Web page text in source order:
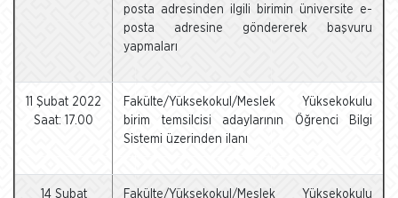
posta adresinden ilgili birimin üniversite e-
posta adresine göndererek başvuru
yapmaları
11 Şubat 2022
Saat: 17.00
Fakülte/Yüksekokul/Meslek Yüksekokulu
birim temsilcisi adaylarının Öğrenci Bilgi
Sistemi üzerinden ilanı
14 Şubat
Fakülte/Yüksekokul/Meslek Yüksekokulu